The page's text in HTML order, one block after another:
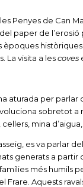
Penyes de Can
paper de
èpoques
La visita a lescoves
aturada per parlar
sobretot a
mina
es va parlar
generats a partir
més humils
Frare. Aquests